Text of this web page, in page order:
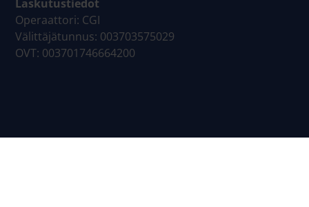
Operaattori: CGI
Välittäjätunnus: 003703575029
OVT: 003701746664200